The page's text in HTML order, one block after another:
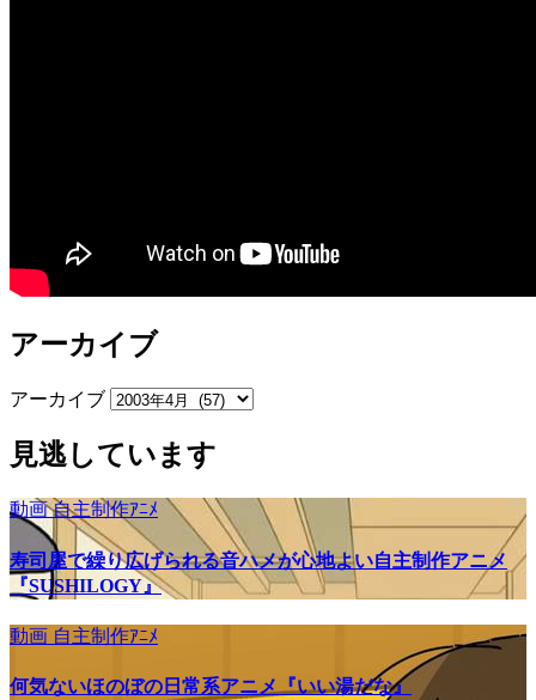
アーカイブ
アーカイブ
見逃しています
動画自主制作ｱﾆﾒ
寿司屋で繰り広げられる音ハメが心地よい自主制作アニメ
『SUSHILOGY』
動画 自主制作ｱﾆﾒ
何気ないほのぼの日常系アニメ『いい湯だな』